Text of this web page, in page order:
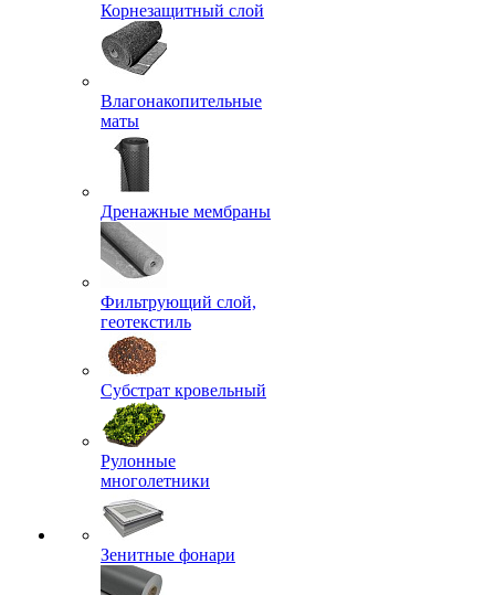
Корнезащитный слой
Влагонакопительные
маты
Дренажные мембраны
Фильтрующий слой,
геотекстиль
Субстрат кровельный
Рулонные
многолетники
Зенитные фонари